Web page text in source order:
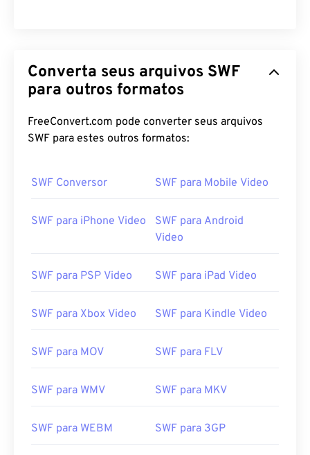
Converta seus arquivos SWF
para outros formatos
FreeConvert.com pode converter seus arquivos
SWF para estes outros formatos:
SWF Conversor SWF para Mobile Video
SWF para iPhone Video
SWF para Android
Video
SWF para PSP Video SWF para iPad Video
SWF para Xbox Video SWF para Kindle Video
SWF para MOV SWF para FLV
SWF para WMV SWF para MKV
SWF para WEBM SWF para 3GP